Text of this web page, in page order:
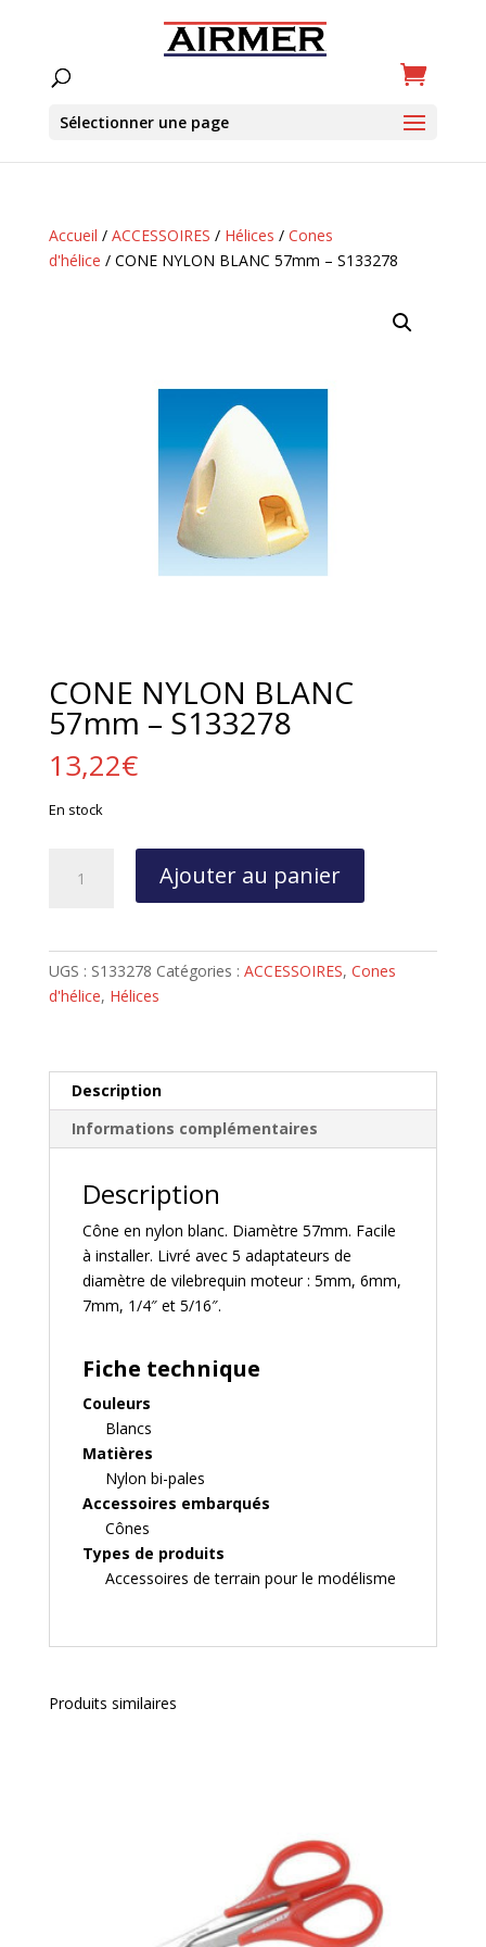
Sélectionner une page
Accueil / ACCESSOIRES / Hélices / Cones
d'hélice / CONE NYLON BLANC 57mm – S133278
CONE NYLON BLANC
57mm – S133278
13,22€
En stock
57mm
Ajouter au panier
UGS : S133278 Catégories : ACCESSOIRES, Cones
d'hélice, Hélices
Description
Informations complémentaires
Description
Cône en nylon blanc. Diamètre 57mm. Facile
à installer. Livré avec 5 adaptateurs de
diamètre de vilebrequin moteur : 5mm, 6mm,
7mm, 1/4″ et 5/16″.
Fiche technique
Couleurs
Blancs
Matières
Nylon bi-pales
Accessoires embarqués
Cônes
Types de produits
Accessoires de terrain pour le modélisme
Produits similaires